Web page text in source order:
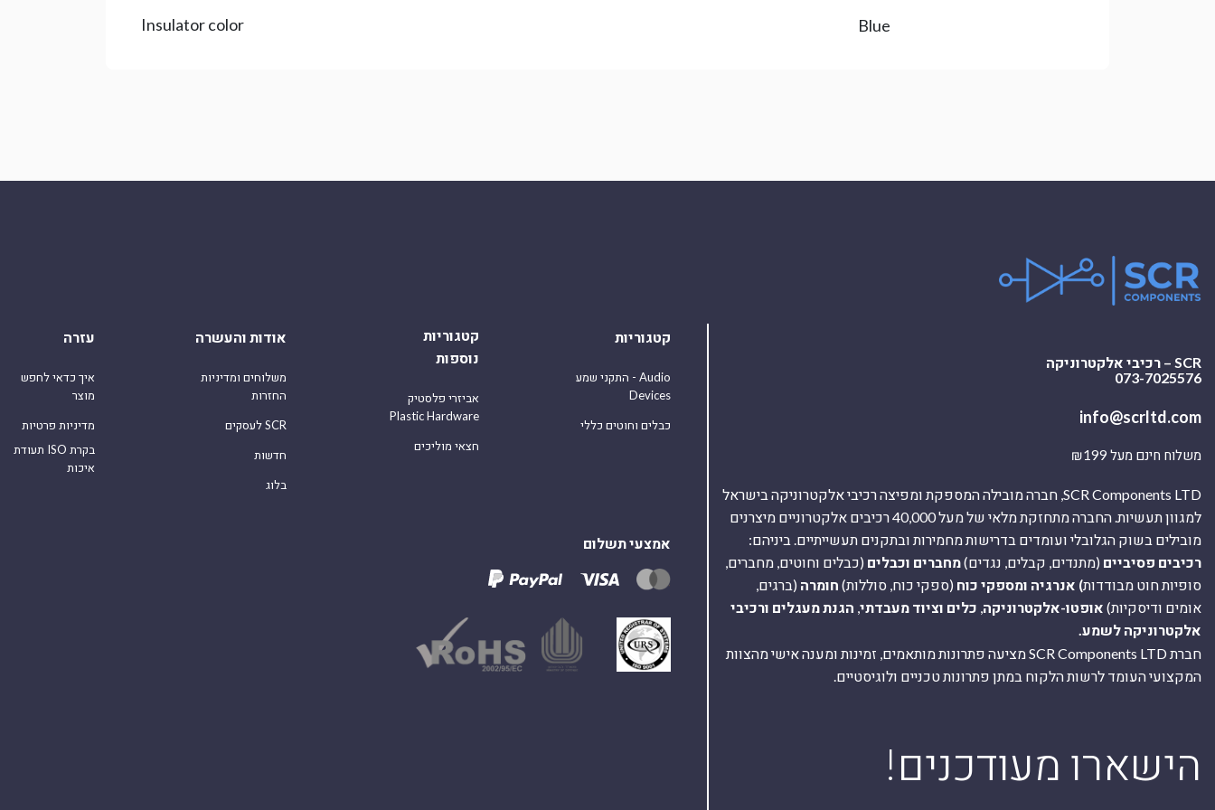
Insulator color Blue
SCR – רכיבי אלקטרוניקה
073-7025576
info@scrltd.com
משלוח חינם מעל ₪199
SCR Components LTD, חברה מובילה המספקת ומפיצה רכיבי אלקטרוניקה בישראל
למגוון תעשיות. החברה מתחזקת מלאי של מעל 40,000 רכיבים אלקטרוניים מיצרנים
מובילים בשוק הגלובלי ועומדים בדרישות מחמירות ובתקנים תעשייתיים. ביניהם:
רכיבים פסיביים (מתנדים, קבלים, נגדים)מחברים וכבלים (כבלים וחוטים, מחברים,
סופיות חוט מבודדות) אנרגיה ומספקי כוח (ספקי כוח, סוללות) חומרה (ברגים,
אומים ודיסקיות) אופטו-אלקטרוניקה כלים וציוד מעבדתי הגנת מעגלים ורכיבי
אלקטרוניקה לשמע.
חברת SCR Components LTD מציעה פתרונות מותאמים, זמינות ומענה אישי מהצוות
המקצועי העומד לרשות הלקוח במתן פתרונות טכניים ולוגיסטיים.
!הישארו מעודכנים
קטגוריות
התקני שמע - Audio
Devices
כבלים וחוטים כללי
קטגוריות
נוספות
אביזרי פלסטיק
Plastic Hardware
חצאי מוליכים
אודות והעשרה
משלוחים ומדיניות
החזרות
לעסקים SCR
חדשות
בלוג
עזרה
איך כדאי לחפש
מוצר
מדיניות פרטיות
תעודת ISO בקרת
איכות
אמצעי תשלום